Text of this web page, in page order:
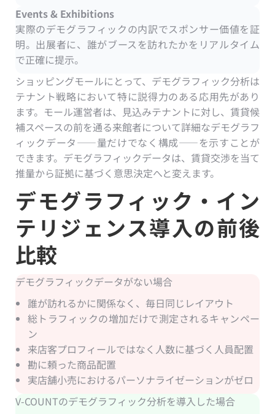
Events & Exhibitions
実際のデモグラフィックの内訳でスポンサー価値を証
明。出展者に、誰がブースを訪れたかをリアルタイム
で正確に提示。
ショッピングモールにとって、デモグラフィック分析は
テナント戦略において特に説得力のある応用先があり
ます。モール運営者は、見込みテナントに対し、賃貸候
補スペースの前を通る来館者について詳細なデモグラフ
ィックデータ——量だけでなく構成——を示すことが
できます。デモグラフィックデータは、賃貸交渉を当て
推量から証拠に基づく意思決定へと変えます。
デモグラフィック・イン
テリジェンス導入の前後
比較
デモグラフィックデータがない場合
誰が訪れるかに関係なく、毎日同じレイアウト
総トラフィックの増加だけで測定されるキャンペー
ン
来店客プロフィールではなく人数に基づく人員配置
勘に頼った商品配置
実店舗小売におけるパーソナライゼーションがゼロ
V-COUNTのデモグラフィック分析を導入した場合